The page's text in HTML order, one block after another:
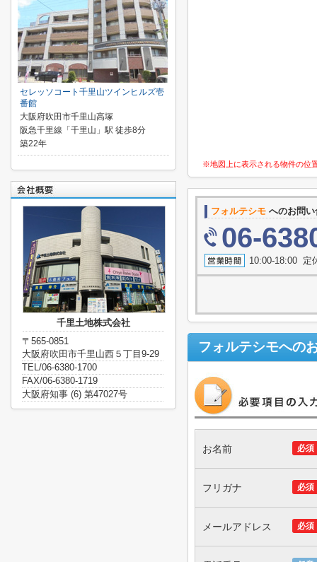
※地図上に表示される物件の位
フォルテシモ へのお問
06-
10:00-18:00 定
フォルテシモへの
必須
お名前
必須
フリガナ
必須
メールアドレス
セレッソコート千里山ツインヒルズ壱
番館
大阪府吹田市千里山高塚
阪急千里線「千里山」駅 徒歩8分
築22年
千里土地株式会社
〒565-0851
大阪府吹田市千里山西５丁目9-29
TEL/06-6380-1700
FAX/06-6380-1719
大阪府知事 (6) 第47027号